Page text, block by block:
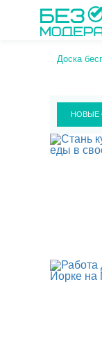
Доска
НОВЫЕ